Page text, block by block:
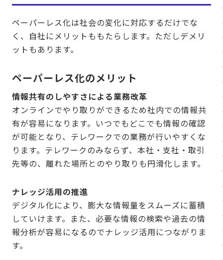
ペーパーレス化は社会の変化に対応するだけでな
く、自社にメリットももたらします。ただしデメリ
ットもあります。
ペーパーレス化のメリット
情報共有のしやすさによる業務改革
オンラインでやり取りができるため社内での情報共
有が容易になります。いつでもどこでも情報の確認
が可能となり、テレワークでの業務が行いやすくな
ります。テレワークのみならず、本社・支社・取引
先等の、離れた場所とのやり取りも円滑化します。
ナレッジ活用の推進
デジタル化により、膨大な情報量をスムーズに蓄積
していけます。また、必要な情報の検索や過去の情
報分析が容易になるのでナレッジ活用につながりま
す。